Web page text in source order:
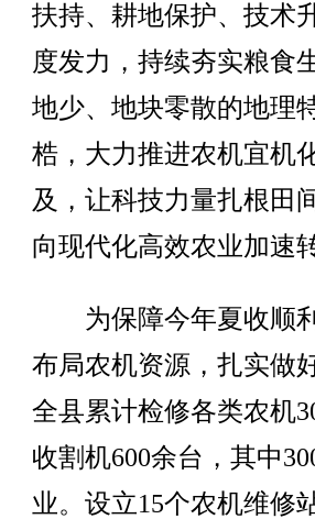
扶持、耕地保护、技术
度发力，持续夯实粮食
地少、地块零散的地理
梏，大力推进农机宜机
及，让科技力量扎根田
向现代化高效农业加速
为保障今年夏收顺利
布局农机资源，扎实做
全县累计检修各类农机
收割机600余台，其中
业。设立15个农机维修